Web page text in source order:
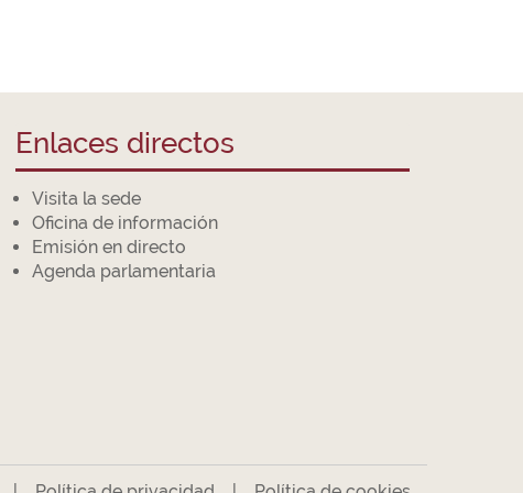
Enlaces directos
Visita la sede
Oficina de información
Emisión en directo
Agenda parlamentaria